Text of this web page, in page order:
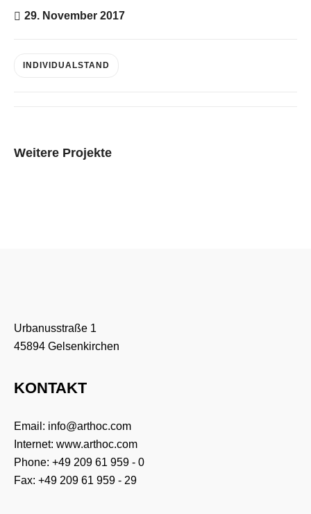
29. November 2017
INDIVIDUALSTAND
Weitere Projekte
Urbanusstraße 1
45894 Gelsenkirchen
KONTAKT
Email: info@arthoc.com
Internet: www.arthoc.com
Phone: +49 209 61 959 - 0
Fax: +49 209 61 959 - 29